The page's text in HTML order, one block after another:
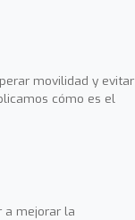
movilidad y evitar
cómo es el
a mejorar la